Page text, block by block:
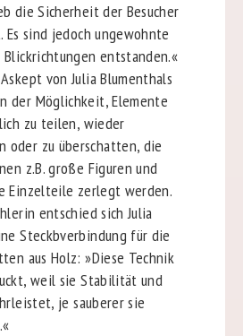
die Sicherheit der Besucher
sind jedoch ungewohnte
entstanden.«
von Julia Blumenthals
der Möglichkeit, Elemente
zu teilen, wieder
oder zu überschatten, die
z.B. große Figuren und
Einzelteile zerlegt werden.
entschied sich Julia
Steckbverbindung für die
aus Holz: »Diese Technik
weil sie Stabilität und
je sauberer sie